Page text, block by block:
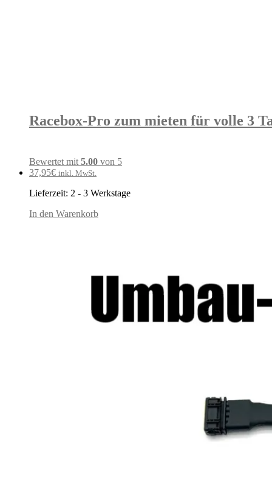
Racebox-Pro zum mieten für volle 3
Bewertet mit 5.00 von 5
37,95€ inkl. MwSt.
Lieferzeit: 2 - 3 Werkstage
In den Warenkorb